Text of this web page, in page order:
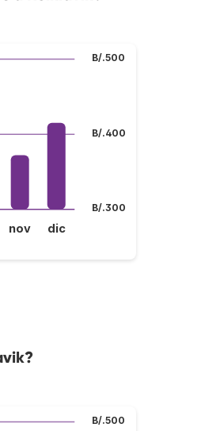
B/.300
B/.400
B/.500
nov dic
B/.500